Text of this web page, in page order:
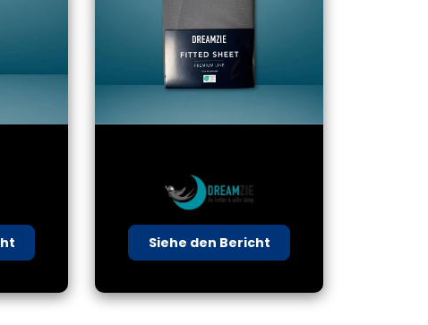
Siehe den Bericht